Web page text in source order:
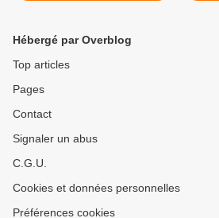
Hébergé par Overblog
Top articles
Pages
Contact
Signaler un abus
C.G.U.
Cookies et données personnelles
Préférences cookies